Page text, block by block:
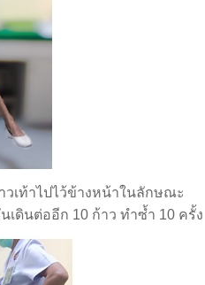
ท้าไปไว้ข้างหน้าในลักษณะ
เดินต่ออีก 10 ก้าว ทำซ้ำ 10 ครั้ง